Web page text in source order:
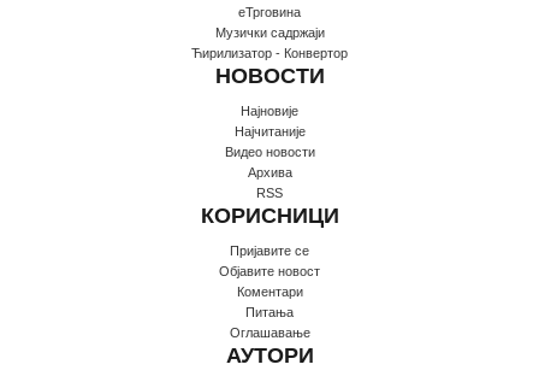
еТрговина
Музички садржаји
Ћирилизатор - Конвертор
НОВОСТИ
Најновије
Најчитаније
Видео новости
Архива
RSS
КОРИСНИЦИ
Пријавите се
Oбјавите новост
Коментари
Питања
Оглашавање
АУТОРИ